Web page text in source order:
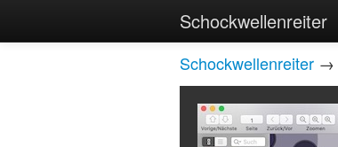
Schockwellenreiter
Schockwellenreiter →